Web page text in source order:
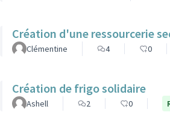
Création d'une ressourcerie
Clémentine 4 0
Création de frigo solidaire
Ashell 2 0